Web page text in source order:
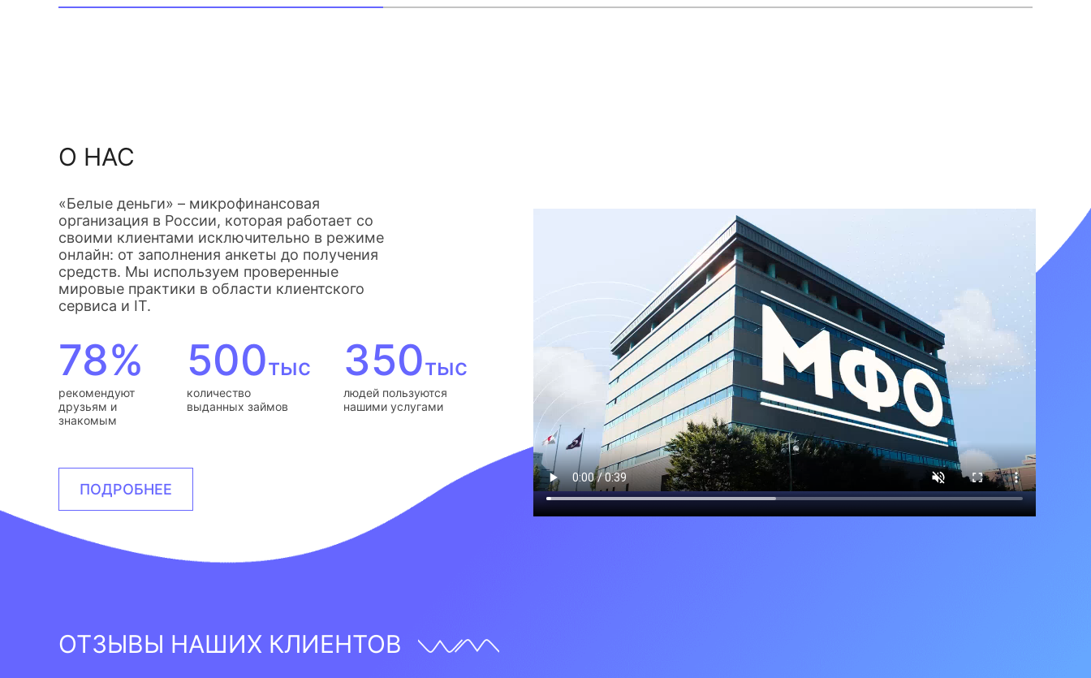
О НАС
«Белые деньги» – микрофинансовая
организация в России, которая работает со
своими клиентами исключительно в режиме
онлайн: от заполнения анкеты до получения
средств. Мы используем проверенные
мировые практики в области клиентского
сервиса и IT.
78%
рекомендуют
друзьям и
знакомым
500тыс
количество
выданных займов
350тыс
людей пользуются
нашими услугами
ПОДРОБНЕЕ
ОТЗЫВЫ НАШИХ КЛИЕНТОВ